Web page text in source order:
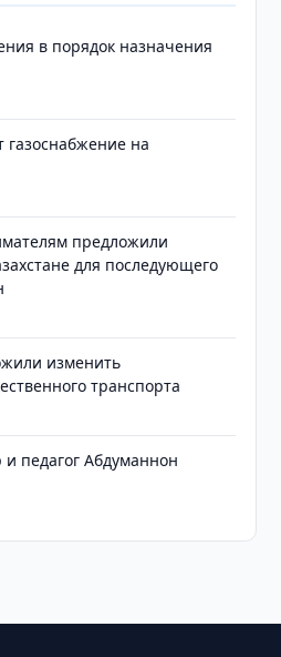
в порядок назначения
газоснабжение на
предложили
для последующего
изменить
транспорта
педагог Абдуманнон